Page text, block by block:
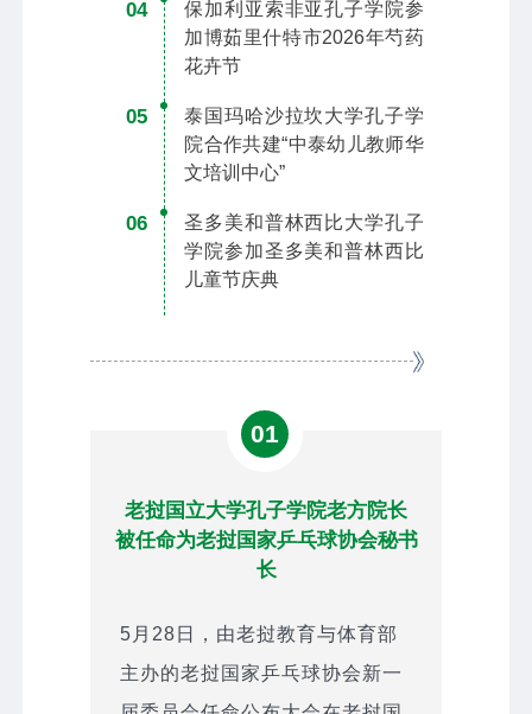
04
保加利亚索非亚孔子学院参
加博茹里什特市2026年芍药
花卉节
05
泰国玛哈沙拉坎大学孔子学
院合作共建“中泰幼儿教师华
文培训中心”
06
圣多美和普林西比大学孔子
学院参加圣多美和普林西比
儿童节庆典
01
老挝国立大学孔子学院老方院长
被任命为老挝国家乒乓球协会秘书
长
5月28日，由老挝教育与体育部
主办的老挝国家乒乓球协会新一